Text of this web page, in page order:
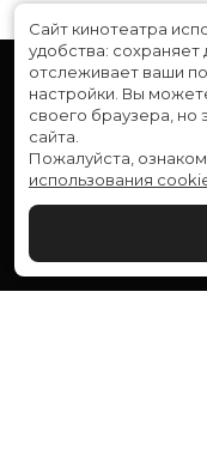
Расписание
Скоро в кино
Служба поддержки
Сайт кинотеатра
удобства: сохраняет
отслеживает ваши
настройки. Вы
своего браузера, но
сайта.
Пожалуйста,
использования